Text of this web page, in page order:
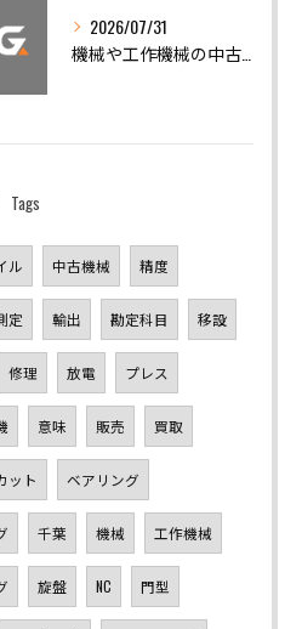
2026/07/31
Tags
ル 中古機械 精度
定 輸出 勘定科目 移設
修理 放電 プレス
意味 販売 買取
ット ベアリング
千葉 機械 工作機械
旋盤 NC 門型